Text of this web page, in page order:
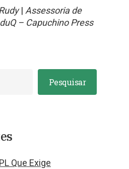
| Assessoria de
– Capuchino Press
Pesquisar
Que Exige